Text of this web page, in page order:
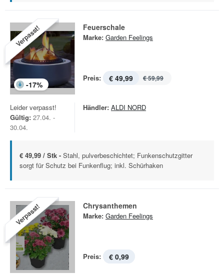
Verpasst!
-17%
Feuerschale
Marke: Garden Feelings
Preis: € 49,99 € 59,99
Leider verpasst!
Gültig: 27.04. -
30.04.
Händler: ALDI NORD
€ 49,99 / Stk - Stahl, pulverbeschichtet; Funkenschutzgitter
sorgt für Schutz bei Funkenflug; inkl. Schürhaken
Verpasst! Chrysanthemen
Marke: Garden Feelings
Preis: € 0,99